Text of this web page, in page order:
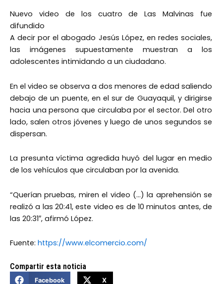
Nuevo video de los cuatro de Las Malvinas fue
difundido
A decir por el abogado Jesús López, en redes sociales,
las imágenes supuestamente muestran a los
adolescentes intimidando a un ciudadano.
En el video se observa a dos menores de edad saliendo
debajo de un puente, en el sur de Guayaquil, y dirigirse
hacia una persona que circulaba por el sector. Del otro
lado, salen otros jóvenes y luego de unos segundos se
dispersan.
La presunta víctima agredida huyó del lugar en medio
de los vehículos que circulaban por la avenida.
“Querían pruebas, miren el video (…) la aprehensión se
realizó a las 20:41, este video es de 10 minutos antes, de
las 20:31″, afirmó López.
Fuente: https://www.elcomercio.com/
Compartir esta noticia
Facebook X